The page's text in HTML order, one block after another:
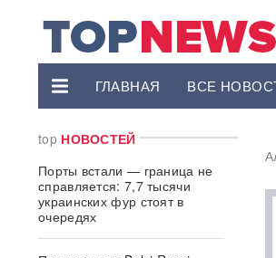
ГЛАВНАЯ ВСЕ
top НОВОСТЕЙ
Порты встали — граница не
справляется: 7,7 тысячи
украинских фур стоят в
очередях